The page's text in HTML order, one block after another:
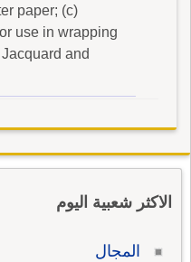
paper; (c)
use in wrapping
and
الاكثر شعبية اليوم
المجال